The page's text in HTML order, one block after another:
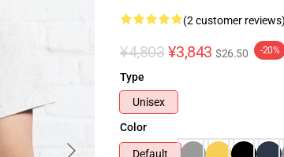
(2 customer reviews)
¥4,803 ¥3,843 $26.50 -20%
Type
Unisex
Color
Default